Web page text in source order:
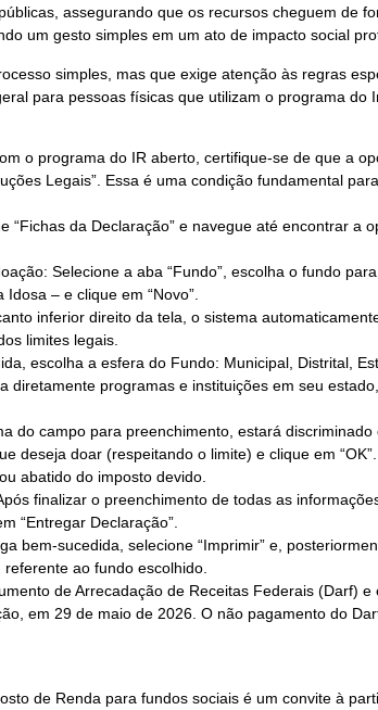
assegurando que os recursos cheguem de
um gesto simples em um ato de impacto social
simples, mas que exige atenção às regras
para pessoas físicas que utilizam o programa do
o programa do IR aberto, certifique-se de que a
Legais”. Essa é uma condição fundamental
“Fichas da Declaração” e navegue até encontrar a
Selecione a aba “Fundo”, escolha o fundo
– e clique em “Novo”.
inferior direito da tela, o sistema
limites legais.
escolha a esfera do Fundo: Municipal, Distrital,
diretamente programas e instituições em seu
do campo para preenchimento, estará discriminado
deseja doar (respeitando o limite) e clique em
abatido do imposto devido.
finalizar o preenchimento de todas as
“Entregar Declaração”.
bem-sucedida, selecione “Imprimir” e,
ao fundo escolhido.
de Arrecadação de Receitas Federais (Darf) e
em 29 de maio de 2026. O não pagamento do
de Renda para fundos sociais é um convite à